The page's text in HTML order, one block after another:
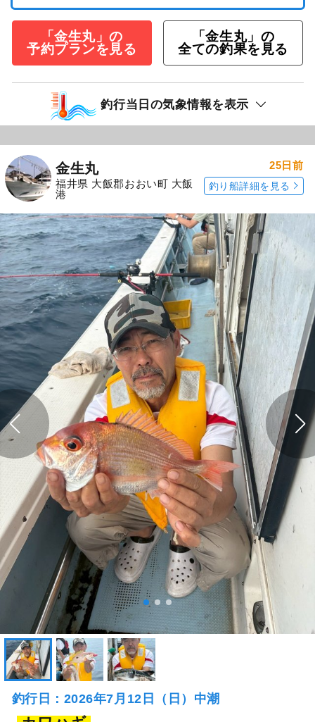
「金生丸」の
予約プランを見る
「金生丸」の
全ての釣果を見る
釣行当日の気象情報を表示
金生丸
福井県 大飯郡おおい町 大飯
港
25日前
釣り船詳細を見る
釣行日：2026年7月12日（日）中潮